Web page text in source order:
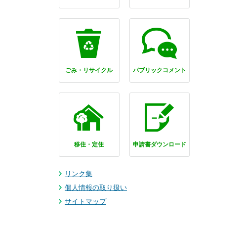
ごみ・リサイクル パブリックコメント
移住・定住 申請書ダウンロード
リンク集
個人情報の取り扱い
サイトマップ